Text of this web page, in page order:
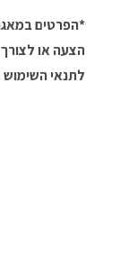
*הפרטים
הצעה או
לתנאי השימוש